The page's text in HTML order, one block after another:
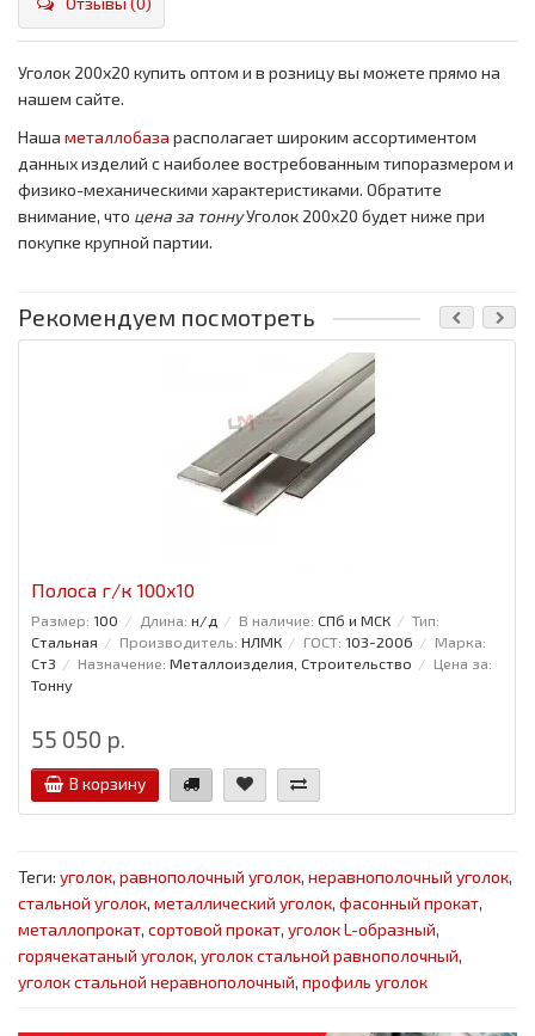
Уголок 200x20 купить оптом и в розницу вы можете прямо на
нашем сайте.
Наша металлобаза располагает широким ассортиментом
данных изделий с наиболее востребованным типоразмером и
физико-механическими характеристиками. Обратите
внимание, что цена за тоннуУголок 200x20 будет ниже при
покупке крупной партии.
Рекомендуем посмотреть
Полоса г/к 100x10
Размер: 100 Длина: н/д В наличие: СПб и МСК
Тип:
Стальная
Производитель: НЛМК ГОСТ: 103-2006
Марка:
Ст3
Назначение: Металлоизделия, Строительство
Цена за:
Тонну
55 050 р.
В корзину
Теги: уголок, равнополочный уголок, неравнополочный уголок,
стальной уголок, металлический уголок, фасонный прокат,
металлопрокат, сортовой прокат, уголок L-образный,
горячекатаный уголок, уголок стальной равнополочный,
уголок стальной неравнополочный, профиль уголок